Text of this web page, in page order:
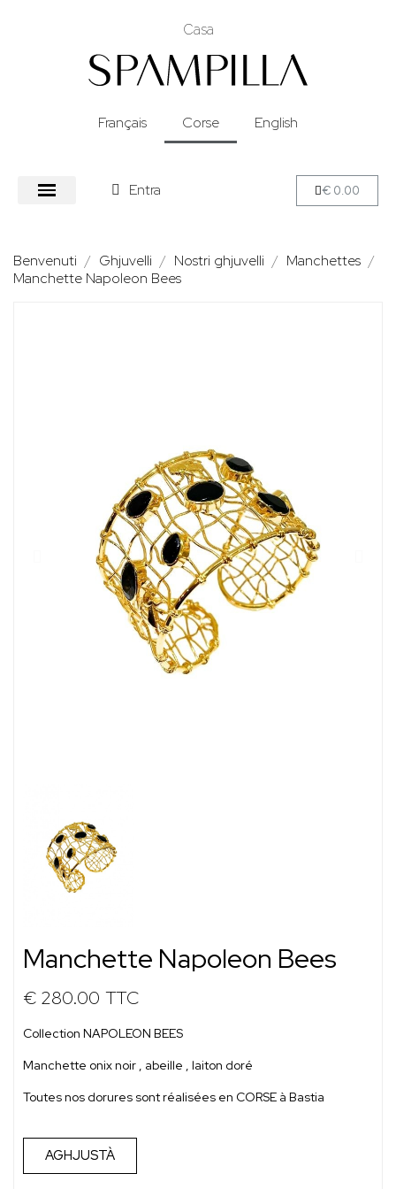
Casa
Français Corse English
Entra € 0.00
Benvenuti Ghjuvelli Nostri ghjuvelli
Manchettes
Manchette Napoleon Bees
Manchette Napoleon Bees
€ 280.00 TTC
Collection NAPOLEON BEES
Manchette onix noir , abeille , laiton doré
Toutes nos dorures sont réalisées en CORSE à Bastia
AGHJUSTÀ